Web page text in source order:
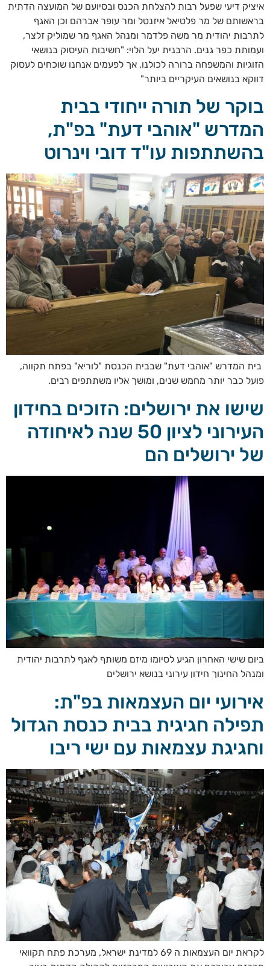
איציק דיעי שפעל רבות להצלחת הכנס ובסיועם של המועצה הדתית
בראשותם של מר פלטיאל איזנטל ומר עופר אברהם וכן האגף
לתרבות יהודית מר משה פלדמר ומנהל האגף מר שמוליק זלצר,
ועמותת כפר גנים. הרבנית יעל הלוי: "חשיבות העיסוק בנושאי
הזוגיות והמשפחה ברורה לכולנו, אך לפעמים אנחנו שוכחים לעסוק
דווקא בנושאים העיקריים ביותר"
בוקר של תורה ייחודי בבית
המדרש "אוהבי דעת" בפ"ת,
בהשתתפות עו"ד דובי וינרוט
בית המדרש "אוהבי דעת" שבבית הכנסת "לוריא" בפתח תקווה,
פועל כבר יותר מחמש שנים, ומושך אליו משתתפים רבים.
שישו את ירושלים: הזוכים בחידון
העירוני לציון 50 שנה לאיחודה
של ירושלים הם
ביום שישי האחרון הגיע לסיומו מיזם משותף לאגף לתרבות יהודית
ומנהל החינוך חידון עירוני בנושא ירושלים
אירועי יום העצמאות בפ"ת:
תפילה חגיגית בבית כנסת הגדול
וחגיגת עצמאות עם ישי ריבו
לקראת יום העצמאות ה 69 למדינת ישראל, מערכת פתח תקוואי